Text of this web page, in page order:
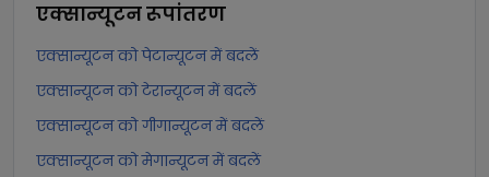
एक्सान्यूटनरूपांतरण
एक्सान्यूटन को पेटान्यूटन में बदलें
एक्सान्यूटन को टेरान्यूटन में बदलें
एक्सान्यूटन को गीगान्यूटन में बदलें
एक्सान्यूटन को मेगान्यूटन में बदलें